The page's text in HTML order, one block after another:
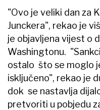
"Ovo je veliki dan za
Junckera", rekao je
je objavljena vijest o
Washingtonu.
ostalo što se moglo
isključeno", rekao je
dok se nastavlja
pretvoriti u pobjedu